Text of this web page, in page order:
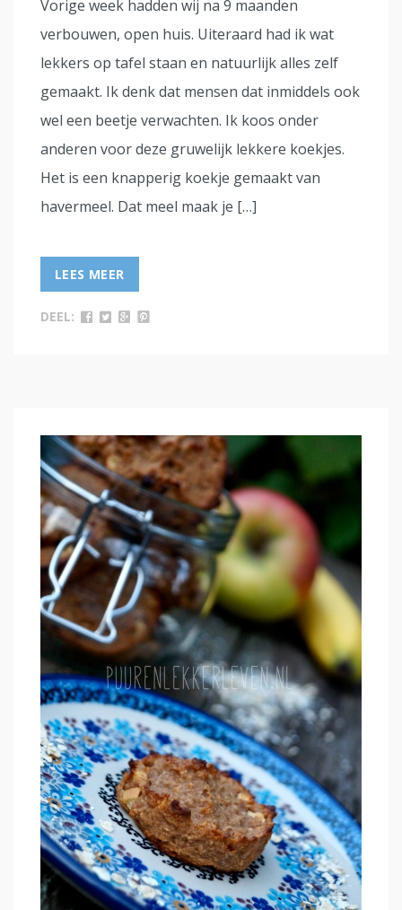
Vorige week hadden wij na 9 maanden
verbouwen, open huis. Uiteraard had ik wat
lekkers op tafel staan en natuurlijk alles zelf
gemaakt. Ik denk dat mensen dat inmiddels ook
wel een beetje verwachten. Ik koos onder
anderen voor deze gruwelijk lekkere koekjes.
Het is een knapperig koekje gemaakt van
havermeel. Dat meel maak je […]
LEES MEER
DEEL: